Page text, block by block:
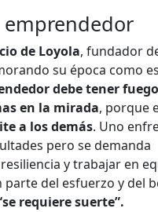
de Loyola, fundador
su época como
debe tener
en la mirada, porque
a los demás. Uno
pero se demanda
y trabajar en
del esfuerzo y del
requiere suerte”.